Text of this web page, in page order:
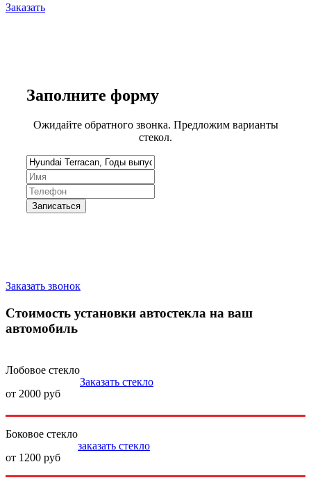
Заказать
Заполните форму
Ожидайте обратного звонка. Предложим варианты
стекол.
Заказать звонок
Стоимость установки автостекла на ваш
автомобиль
Лобовое стекло
от 2000 руб
Заказать стекло
Боковое стекло
от 1200 руб
заказать стекло